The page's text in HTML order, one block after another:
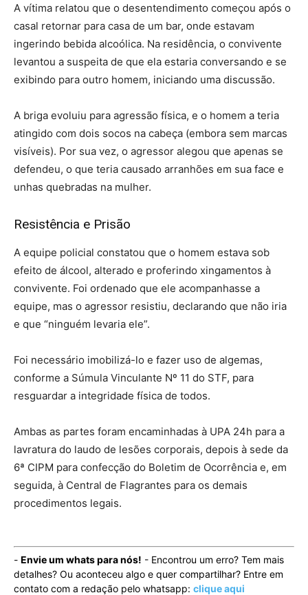
A vítima relatou que o desentendimento começou após o
casal retornar para casa de um bar, onde estavam
ingerindo bebida alcoólica. Na residência, o convivente
levantou a suspeita de que ela estaria conversando e se
exibindo para outro homem, iniciando uma discussão.
A briga evoluiu para agressão física, e o homem a teria
atingido com dois socos na cabeça (embora sem marcas
visíveis). Por sua vez, o agressor alegou que apenas se
defendeu, o que teria causado arranhões em sua face e
unhas quebradas na mulher.
Resistência e Prisão
A equipe policial constatou que o homem estava sob
efeito de álcool, alterado e proferindo xingamentos à
convivente. Foi ordenado que ele acompanhasse a
equipe, mas o agressor resistiu, declarando que não iria
e que “ninguém levaria ele”.
Foi necessário imobilizá-lo e fazer uso de algemas,
conforme a Súmula Vinculante Nº 11 do STF, para
resguardar a integridade física de todos.
Ambas as partes foram encaminhadas à UPA 24h para a
lavratura do laudo de lesões corporais, depois à sede da
6ª CIPM para confecção do Boletim de Ocorrência e, em
seguida, à Central de Flagrantes para os demais
procedimentos legais.
- Envie um whats para nós! - Encontrou um erro? Tem mais
detalhes? Ou aconteceu algo e quer compartilhar? Entre em
contato com a redação pelo whatsapp: clique aqui